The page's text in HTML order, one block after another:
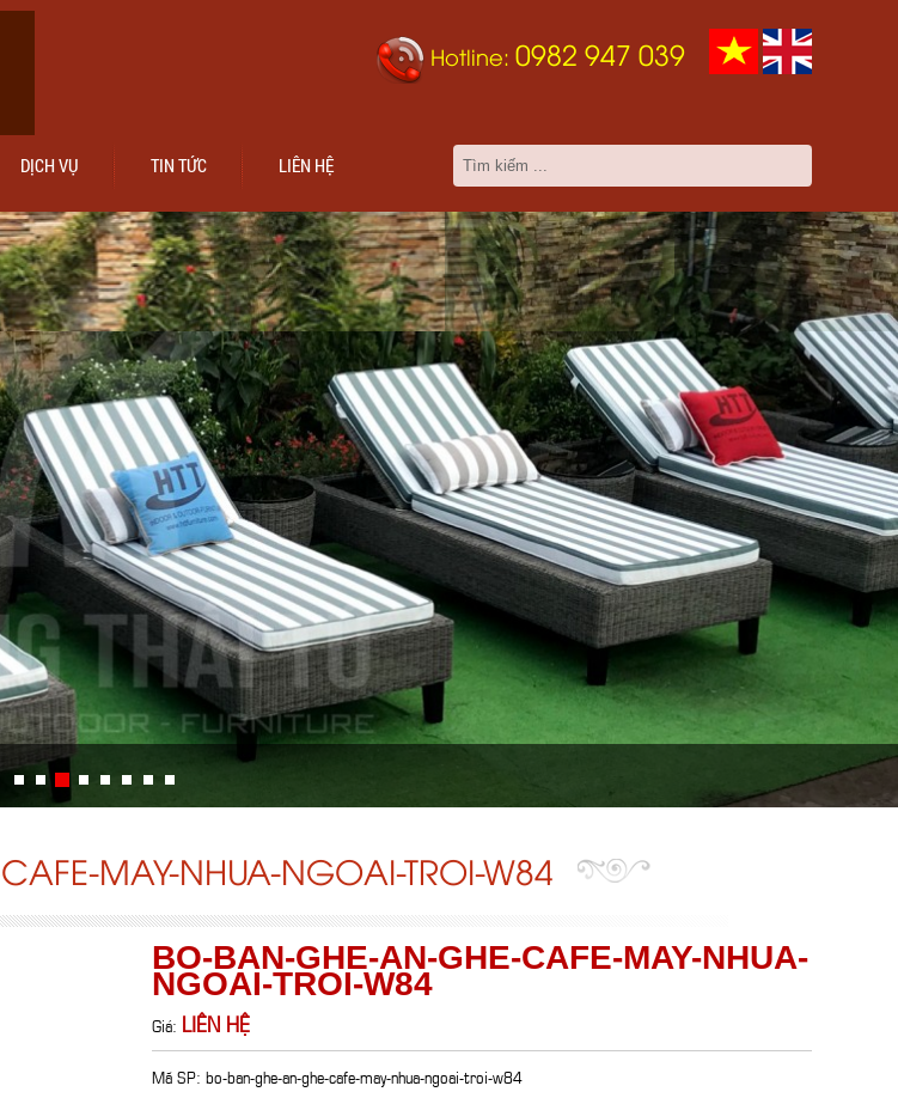
Hotline: 0982 947 039
DỊCH VỤ TIN TỨC LIÊN HỆ
MAY-NHUA-NGOAI-TROI-W84
BO-BAN-GHE-AN-GHE-CAFE-MAY-NHUA-
NGOAI-TROI-W84
Giá: LIÊN HỆ
Mã SP: bo-ban-ghe-an-ghe-cafe-may-nhua-ngoai-troi-w84